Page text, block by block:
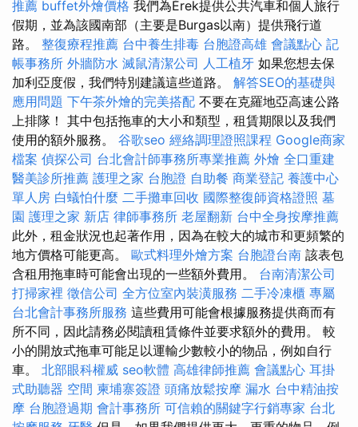
推薦 buffet外燴價格 我們為Érek提供公共汽車和個人旅行
假期，並為該國南部（主要是Burgas以南）提供飛行道
路。 整復療程推薦 台中養生排毒 台胞證高雄 會議點心 記
帳事務所 外牆防水 滅鼠清潔公司 人工植牙 如果您想去保
加利亞度假，我們特別建議這些道路。 解答SEO的基礎與
應用問題 下午茶外燴的完美搭配 不要在克羅地亞高速公路
上排隊！ 其中包括拖車的大小和類型，租賃期限以及我們
使用的額外服務。 谷歌seo 經絡調理證照課程 Google商家
檔案 偵探公司 台北會計師事務所專業推薦 外燴 全口重建
醫美診所推薦 護理之家 台胞證 自助餐 商業登記 養護中心
單人房 白蟻怕什麼 二手攤車回收 國際整復師資格證照 墓
園 護理之家 新店 律師事務所 老屋翻新 台中全身按摩推薦
此外，租金狀況也起著作用，因為在較大的城市和更頻繁的
地方價格可能更高。 歐式料理外燴方案 台胞證台南 該表包
含租用拖車時可能會出現的一些額外費用。 台南清潔公司
打掃家裡 徵信公司 全方位室內裝潢服務 二手冷凍櫃 專屬
台北會計事務所服務 這些費用可能會根據服務提供商而有
所不同，因此請務必閱讀租賃條件並要求額外的費用。 較
小的開放式拖車可能足以運輸少數較小的物品，例如自行
車。 北部眼科權威 seo軟體 高雄律師推薦 會議點心 耳掛
式助聽器 空間 柬埔寨簽證 頭痛放鬆按摩 漏水 台中精油按
摩 台胞證過期 會計事務所 可信賴的關鍵字行銷專家 台北